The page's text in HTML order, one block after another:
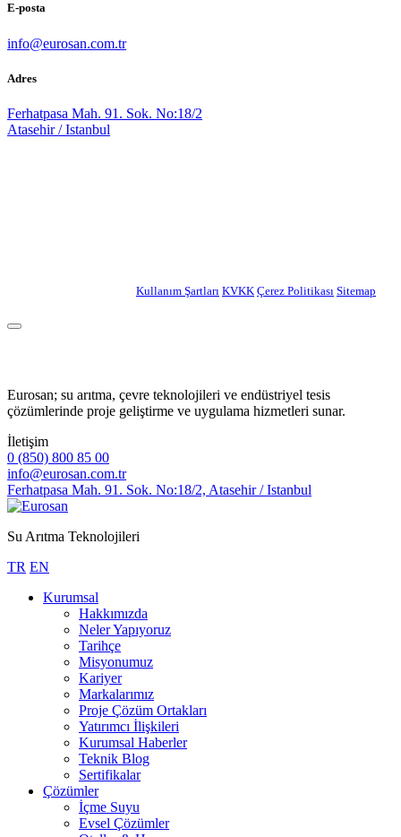
E-posta
info@eurosan.com.tr
Adres
Ferhatpasa Mah. 91. Sok. No:18/2
Atasehir / Istanbul
Kullanım Şartları KVKK Çerez Politikası Sitemap
Eurosan; su arıtma, çevre teknolojileri ve endüstriyel tesis
çözümlerinde proje geliştirme ve uygulama hizmetleri sunar.
İletişim
0 (850) 800 85 00
info@eurosan.com.tr
Ferhatpasa Mah. 91. Sok. No:18/2, Atasehir / Istanbul
Su Arıtma Teknolojileri
TR EN
Kurumsal
Hakkımızda
Neler Yapıyoruz
Tarihçe
Misyonumuz
Kariyer
Markalarımız
Proje Çözüm Ortakları
Yatırımcı İlişkileri
Kurumsal Haberler
Teknik Blog
Sertifikalar
Çözümler
İçme Suyu
Evsel Çözümler